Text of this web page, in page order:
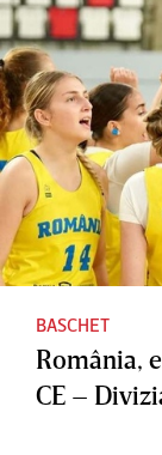
BASCHET
România,
CE –